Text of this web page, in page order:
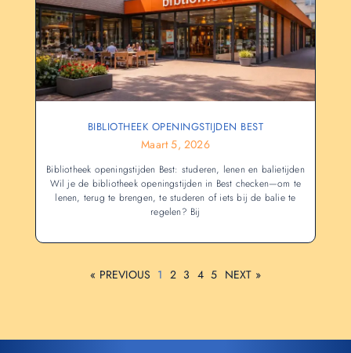
BIBLIOTHEEK OPENINGSTIJDEN BEST
Maart 5, 2026
Bibliotheek openingstijden Best: studeren, lenen en balietijden
Wil je de bibliotheek openingstijden in Best checken—om te
lenen, terug te brengen, te studeren of iets bij de balie te
regelen? Bij
« PREVIOUS 1 2 3 4 5 NEXT »